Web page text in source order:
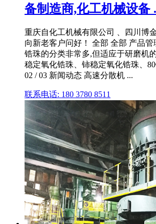
备制造商,化工机械设备
重庆自化工机械有限公司 、四川博
向新老客户问好！ 全部 全部 产品管
锆珠的分类非常多,但适应于研磨机
稳定氧化锆珠、铈稳定氧化锆珠、80
02 / 03 新闻动态 高速分散机 ...
联系电话: 180 3780 8511